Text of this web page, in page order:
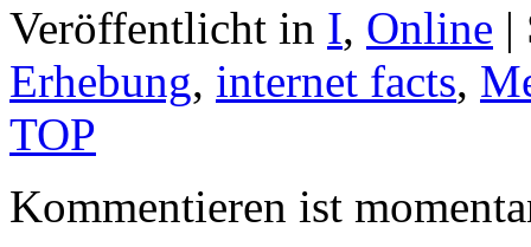
Veröffentlicht in I, Online |
Erhebung, internet facts,
TOP
Kommentieren ist